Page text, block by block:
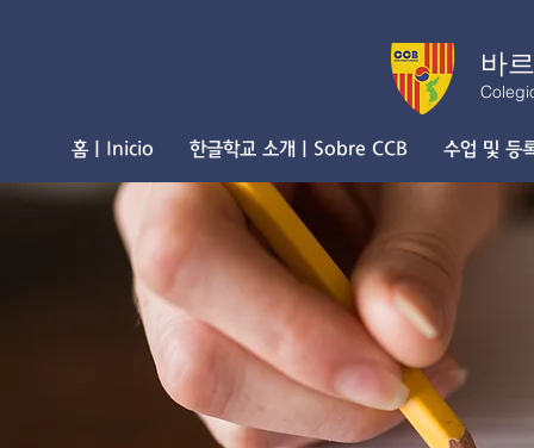
바
홈 | Inicio 한글학교 소개 | Sobre CCB 수업 및 등